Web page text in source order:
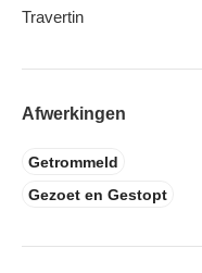
Travertin
Afwerkingen
Getrommeld
Gezoet en Gestopt